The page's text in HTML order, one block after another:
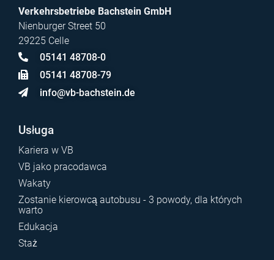
Verkehrsbetriebe Bachstein GmbH
Nienburger Street 50
29225 Celle
05141 48708-0
05141 48708-79
info@vb-bachstein.de
Usługa
Kariera w VB
VB jako pracodawca
Wakaty
Zostanie kierowcą autobusu - 3 powody, dla których
warto
Edukacja
Staż